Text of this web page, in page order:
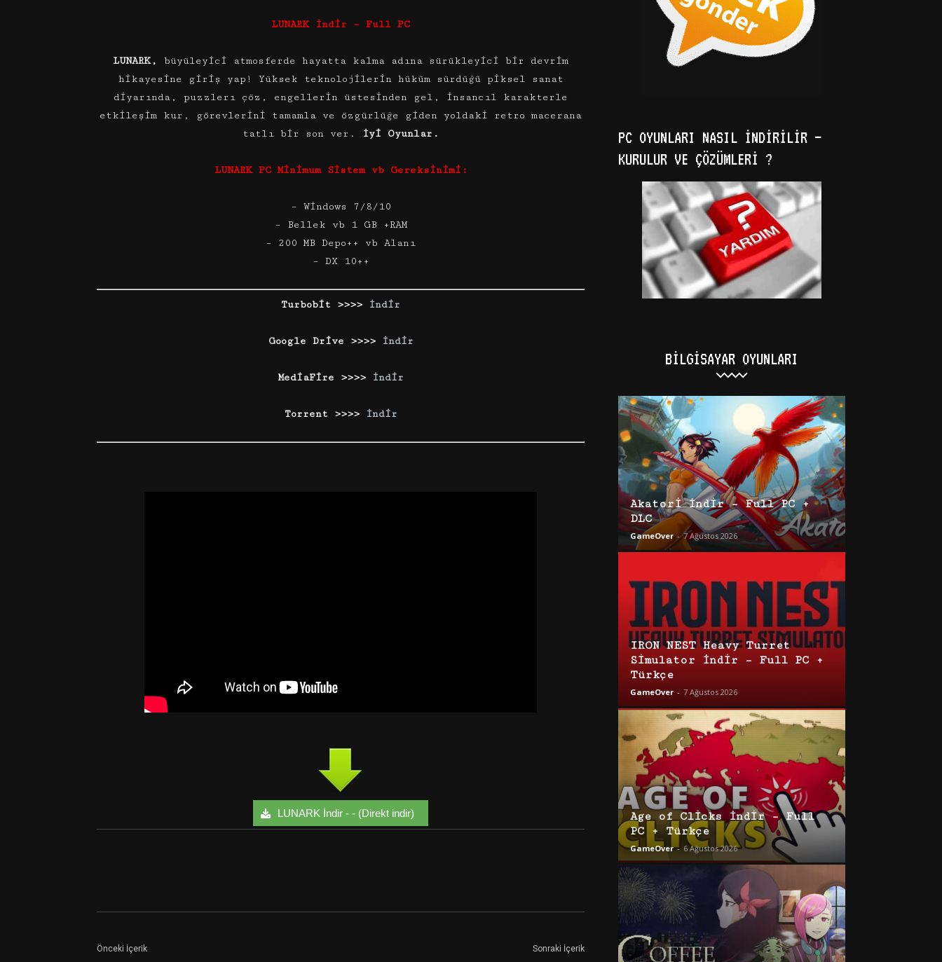
LUNARK İndir – Full PC
LUNARK,
büyüleyici atmosferde hayatta kalma adına sürükleyici bir devrim
hikayesine giriş yap! Yüksek teknolojilerin hüküm sürdüğü piksel sanat
diyarında, puzzlerı çöz, engellerin üstesinden gel, insancıl karakterle
etkileşim kur, görevlerini tamamla ve özgürlüğe giden yoldaki retro macerana
tatlı bir son ver.
İyi Oyunlar.
LUNARK PC Minimum Sistem vb Gereksinimi:
– Windows 7/8/10
– Bellek vb 1 GB +RAM
– 200 MB Depo++ vb Alanı
– DX 10++
Turbobit >>>> İndir
Google Drive >>>> İndir
MediaFire >>>>İndir
Torrent >>>> İndir
LUNARK İndir - - (Direkt indir)
Önceki İçerik Sonraki İçerik
PC OYUNLARI NASIL İNDIRILIR –
KURULUR VE ÇÖZÜMLERI ?
BILGISAYAR OYUNLARI
Akatori İndir – Full PC +
DLC
GameOver - 7 Ağustos 2026
IRON NEST Heavy Turret
Simulator İndir – Full PC +
Türkçe
GameOver - 7 Ağustos 2026
Age of Clicks İndir – Full
PC + Türkçe
GameOver - 6 Ağustos 2026